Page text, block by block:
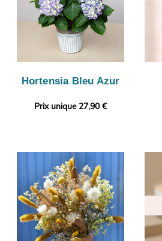
Hortensia Bleu Azur
Prix unique 27,90 €